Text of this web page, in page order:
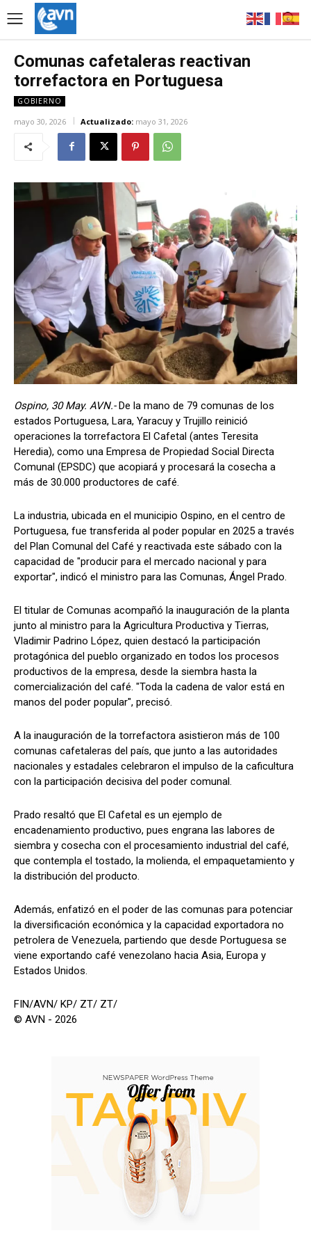
Comunas cafetaleras reactivan
torrefactora en Portuguesa
GOBIERNO
mayo 30, 2026 Actualizado: mayo 31, 2026
Ospino, 30 May. AVN.-De la mano de 79 comunas de los
estados Portuguesa, Lara, Yaracuy y Trujillo reinició
operaciones la torrefactora El Cafetal (antes Teresita
Heredia), como una Empresa de Propiedad Social Directa
Comunal (EPSDC) que acopiará y procesará la cosecha a
más de 30.000 productores de café.
La industria, ubicada en el municipio Ospino, en el centro de
Portuguesa, fue transferida al poder popular en 2025 a través
del Plan Comunal del Café y reactivada este sábado con la
capacidad de "producir para el mercado nacional y para
exportar", indicó el ministro para las Comunas, Ángel Prado.
El titular de Comunas acompañó la inauguración de la planta
junto al ministro para la Agricultura Productiva y Tierras,
Vladimir Padrino López, quien destacó la participación
protagónica del pueblo organizado en todos los procesos
productivos de la empresa, desde la siembra hasta la
comercialización del café. "Toda la cadena de valor está en
manos del poder popular", precisó.
A la inauguración de la torrefactora asistieron más de 100
comunas cafetaleras del país, que junto a las autoridades
nacionales y estadales celebraron el impulso de la caficultura
con la participación decisiva del poder comunal.
Prado resaltó que El Cafetal es un ejemplo de
encadenamiento productivo, pues engrana las labores de
siembra y cosecha con el procesamiento industrial del café,
que contempla el tostado, la molienda, el empaquetamiento y
la distribución del producto.
Además, enfatizó en el poder de las comunas para potenciar
la diversificación económica y la capacidad exportadora no
petrolera de Venezuela, partiendo que desde Portuguesa se
viene exportando café venezolano hacia Asia, Europa y
Estados Unidos.
FIN/AVN/ KP/ ZT/ ZT/
© AVN - 2026